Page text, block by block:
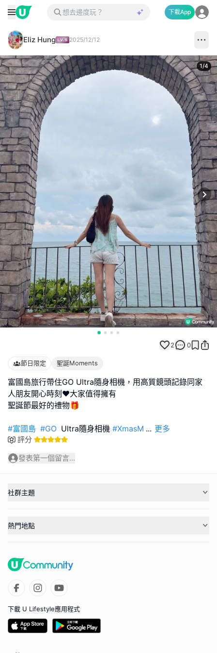
下載App
Eliz Hung 2025/12/12
1/4
2 0
節日限定 聖誕Moments
富國島旅行帶住GO Ultra隨身相機，用高質鏡頭記錄同家
人朋友開心時刻♥大家值得擁有
聖誕節最好的禮物🎁
#富國島 #GO Ultra隨身相機 #XmasM ... 更多
評分
發表第一個留言...
社群主題
熱門地點
下載 U Lifestyle應用程式